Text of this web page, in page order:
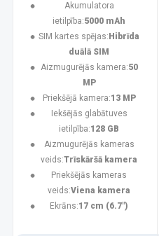
Akumulatora
ietilpība:5000 mAh
SIM kartes spējas: Hibrīda
duālā SIM
Aizmugurējās kamera:50
MP
Priekšējā kamera:13 MP
Iekšējās glabātuves
ietilpība:128 GB
Aizmugurējās kameras
veids:Trīskāršā kamera
Priekšējās kameras
veids:Viena kamera
Ekrāns:17 cm (6.7")